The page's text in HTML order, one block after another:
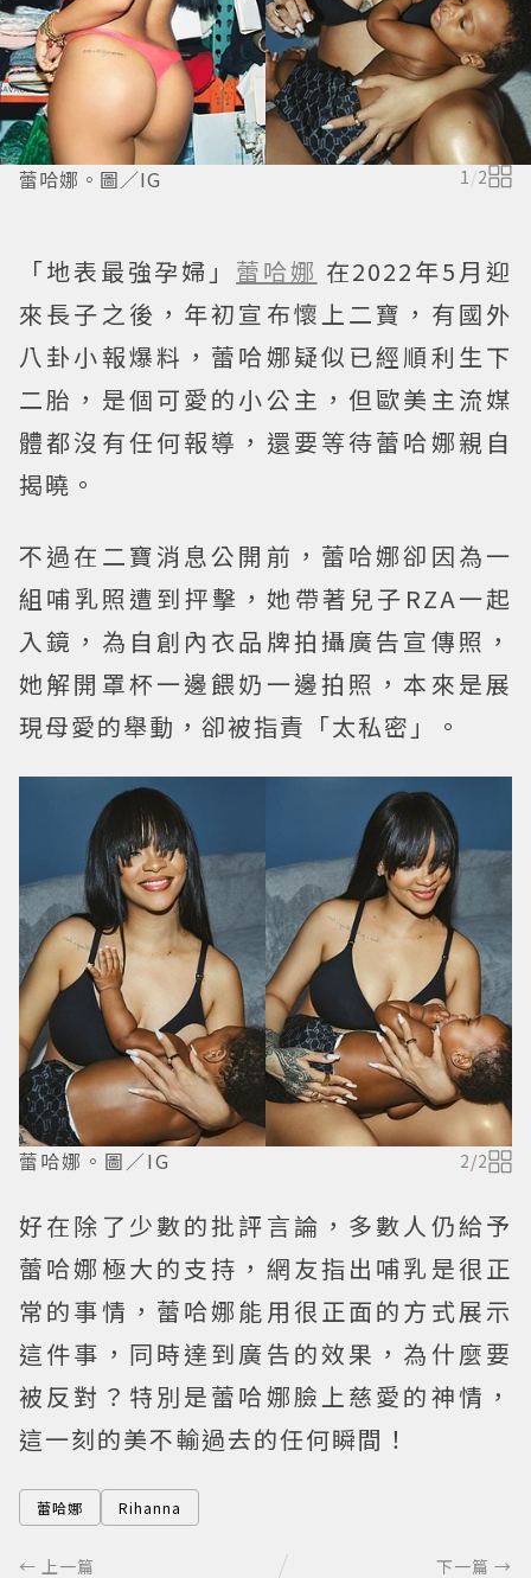
蕾哈娜。圖／IG 1/2
「地表最強孕婦」 蕾哈娜 在2022年5月迎
來長子之後，年初宣布懷上二寶，有國外
八卦小報爆料，蕾哈娜疑似已經順利生下
二胎，是個可愛的小公主，但歐美主流媒
體都沒有任何報導，還要等待蕾哈娜親自
揭曉。
不過在二寶消息公開前，蕾哈娜卻因為一
組哺乳照遭到抨擊，她帶著兒子RZA一起
入鏡，為自創內衣品牌拍攝廣告宣傳照，
她解開罩杯一邊餵奶一邊拍照，本來是展
現母愛的舉動，卻被指責「太私密」。
蕾哈娜。圖／IG 2/2
好在除了少數的批評言論，多數人仍給予
蕾哈娜極大的支持，網友指出哺乳是很正
常的事情，蕾哈娜能用很正面的方式展示
這件事，同時達到廣告的效果，為什麼要
被反對？特別是蕾哈娜臉上慈愛的神情，
這一刻的美不輸過去的任何瞬間！
蕾哈娜 Rihanna
← 上一篇 下一篇 →